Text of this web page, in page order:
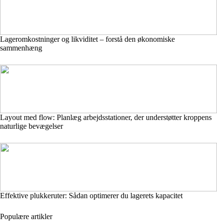
Lageromkostninger og likviditet – forstå den økonomiske
sammenhæng
Layout med flow: Planlæg arbejdsstationer, der understøtter kroppens
naturlige bevægelser
Effektive plukkeruter: Sådan optimerer du lagerets kapacitet
Populære artikler